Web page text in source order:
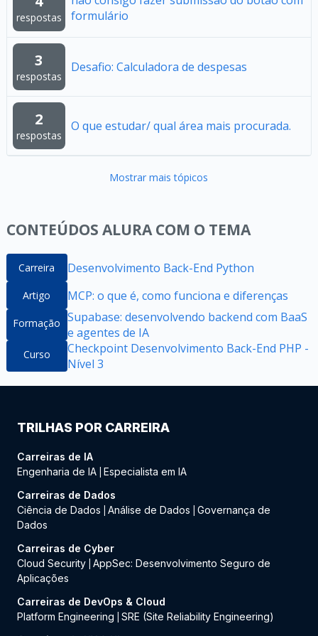
respostas
formulário
3
respostas
Desafio: Calculadora de despesas
2
respostas
O que estudar/ qual área mais procurada.
Mostrar mais tópicos
CONTEÚDOS ALURA COM O TEMA
Carreira Desenvolvimento Back-End Python
Artigo MCP: o que é, como funciona e diferenças
Formação Supabase: desenvolvendo backend com BaaS
e agentes de IA
Curso
Checkpoint Desenvolvimento Back-End PHP -
Nível 3
TRILHAS POR CARREIRA
Carreiras de IA
Engenharia de IA Especialista em IA
Carreiras de Dados
Ciência de Dados
Análise de Dados
Governança de
Dados
Carreiras de Cyber
Cloud Security AppSec: Desenvolvimento Seguro de
Aplicações
Carreiras de DevOps & Cloud
Platform Engineering
SRE (Site Reliability Engineering)